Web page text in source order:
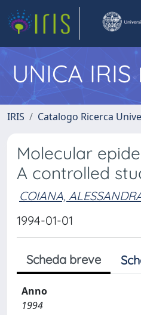
UNICA IRIS
IRIS Catalogo Ricerca
Molecular
A controlled
COIANA,
1994-01-01
Scheda breve
Anno
1994